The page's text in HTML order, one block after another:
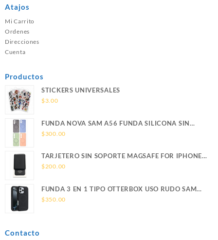
Atajos
Mi Carrito
Ordenes
Direcciones
Cuenta
Productos
STICKERS UNIVERSALES
$3.00
FUNDA NOVA SAM A56 FUNDA SILICONA SIN
SOPORTE MAGNETICO SAMSUNG
$300.00
TARJETERO SIN SOPORTE MAGSAFE FOR IPHONE
LEATHER WALLET MAGSAFE
$200.00
FUNDA 3 EN 1 TIPO OTTERBOX USO RUDO SAM
S26 ULTRA SAMSUNG S26 ULTRA
$350.00
Contacto